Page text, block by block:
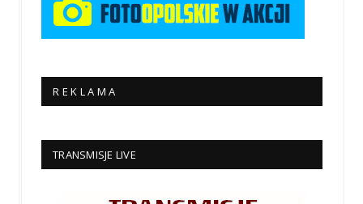
R E K L A M A
TRANSMISJE LIVE